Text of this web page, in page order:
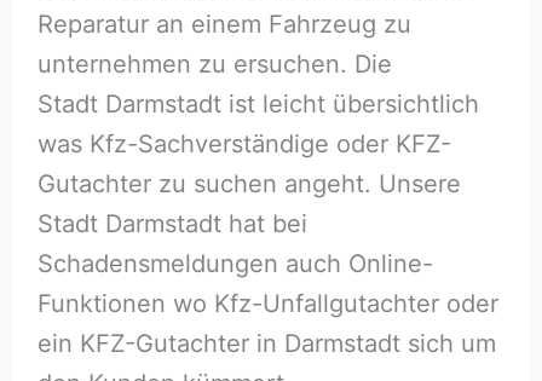
Reparatur an einem Fahrzeug zu
unternehmen zu ersuchen. Die
Stadt Darmstadt ist leicht übersichtlich
was Kfz-Sachverständige oder KFZ-
Gutachter zu suchen angeht. Unsere
Stadt Darmstadt hat bei
Schadensmeldungen auch Online-
Funktionen wo Kfz-Unfallgutachter oder
ein KFZ-Gutachter in Darmstadt sich um